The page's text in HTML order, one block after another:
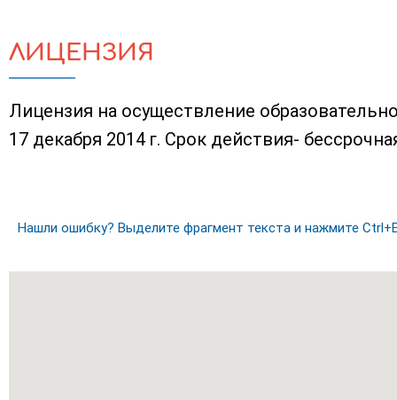
ЛИЦЕНЗИЯ
Лицензия на осуществление
17 декабря 2014 г. Срок действия-
Нашли ошибку? Выделите фрагмент текста и нажмите